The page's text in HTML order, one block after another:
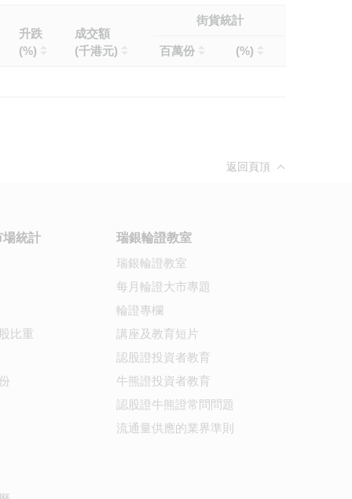
升跌
(%)
成交額
(千港元)
街貨統計
百萬份 (%)
返回頁頂
場統計
比重
瑞銀輪證教室
瑞銀輪證教室
每月輪證大市專題
輪證專欄
講座及教育短片
認股證投資者教育
牛熊證投資者教育
認股證牛熊證常問問題
流通量供應的業界準則